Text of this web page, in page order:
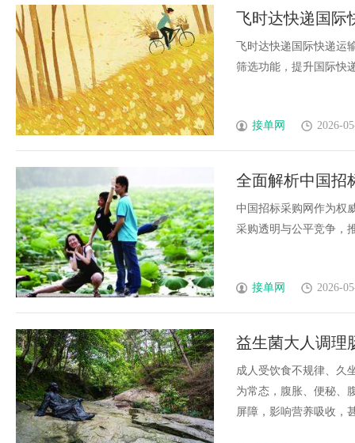
飞时达快递国际
飞时达快递国际快递运
筛选功能，提升国际快
接单网 2026-
全面解析中国招
趋势
中国招标采购网作为权
采购透明与公平竞争，
接单网 2026-
益生菌大人调理
成人受饮食不规律、久
为常态，腹胀、便秘、
屏障，影响营养吸收，